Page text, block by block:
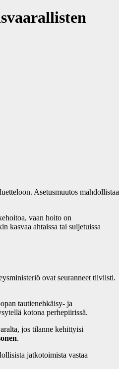
Asetusmuutos mahdollistaa
vaan hoito on
kasvaa ahtaissa tai suljetuissa
ovat seuranneet tiiviisti.
tautienehkäisy- ja
kotona perhepiirissä.
jos tilanne kehittyisi
.
jatkotoimista vastaa